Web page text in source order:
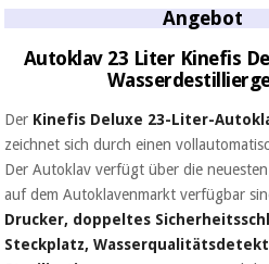
Chirurgische
instrumente
(ausverkauf)
Sanitärkleiderschränke
Veterinärmedizin
Orthopädie
Chirurgische
Angebot
Autoklav 23 Liter Kinefis
Der Kinefis Deluxe 23-Liter-
zeichnet sich durch einen
Der Autoklav verfügt über die
auf dem Autoklavenmarkt verfügbar
Drucker, doppeltes
Steckplatz,